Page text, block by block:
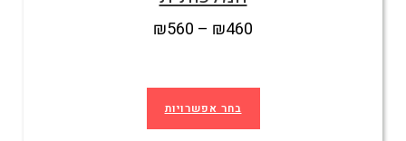
₪460
–
₪560
בחר אפשרויות